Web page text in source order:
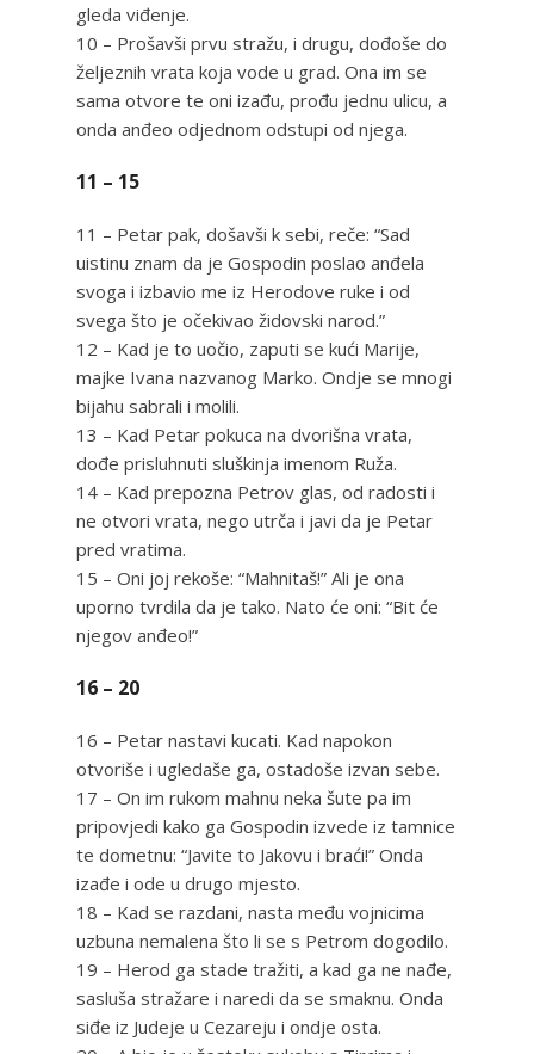
gleda viđenje.
10 – Prošavši prvu stražu, i drugu, dođoše do
željeznih vrata koja vode u grad. Ona im se
sama otvore te oni izađu, prođu jednu ulicu, a
onda anđeo odjednom odstupi od njega.
11 – 15
11 – Petar pak, došavši k sebi, reče: “Sad
uistinu znam da je Gospodin poslao anđela
svoga i izbavio me iz Herodove ruke i od
svega što je očekivao židovski narod.”
12 – Kad je to uočio, zaputi se kući Marije,
majke Ivana nazvanog Marko. Ondje se mnogi
bijahu sabrali i molili.
13 – Kad Petar pokuca na dvorišna vrata,
dođe prisluhnuti sluškinja imenom Ruža.
14 – Kad prepozna Petrov glas, od radosti i
ne otvori vrata, nego utrča i javi da je Petar
pred vratima.
15 – Oni joj rekoše: “Mahnitaš!” Ali je ona
uporno tvrdila da je tako. Nato će oni: “Bit će
njegov anđeo!”
16 – 20
16 – Petar nastavi kucati. Kad napokon
otvoriše i ugledaše ga, ostadoše izvan sebe.
17 – On im rukom mahnu neka šute pa im
pripovjedi kako ga Gospodin izvede iz tamnice
te dometnu: “Javite to Jakovu i braći!” Onda
izađe i ode u drugo mjesto.
18 – Kad se razdani, nasta među vojnicima
uzbuna nemalena što li se s Petrom dogodilo.
19 – Herod ga stade tražiti, a kad ga ne nađe,
sasluša stražare i naredi da se smaknu. Onda
siđe iz Judeje u Cezareju i ondje osta.